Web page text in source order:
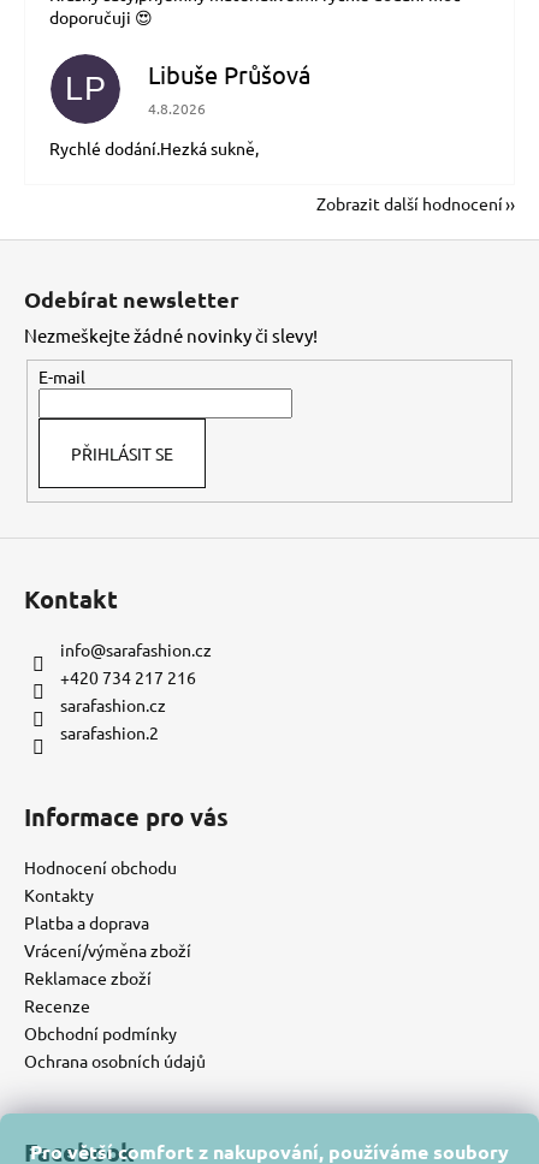
Pro větší comfort z nakupování, používáme soubory
doporučuji 😍
LP Libuše Průšová
Hodnocení obchodu je 5 z 5 hvězdiček.
4.8.2026
Rychlé dodání.Hezká sukně,
Zobrazit další hodnocení
Odebírat newsletter
Nezmeškejte žádné novinky či slevy!
E-mail
PŘIHLÁSIT SE
Kontakt
info@sarafashion.cz
+420 734 217 216
sarafashion.cz
sarafashion.2
Informace pro vás
Hodnocení obchodu
Kontakty
Platba a doprava
Vrácení/výměna zboží
Reklamace zboží
Recenze
Obchodní podmínky
Ochrana osobních údajů
Facebook